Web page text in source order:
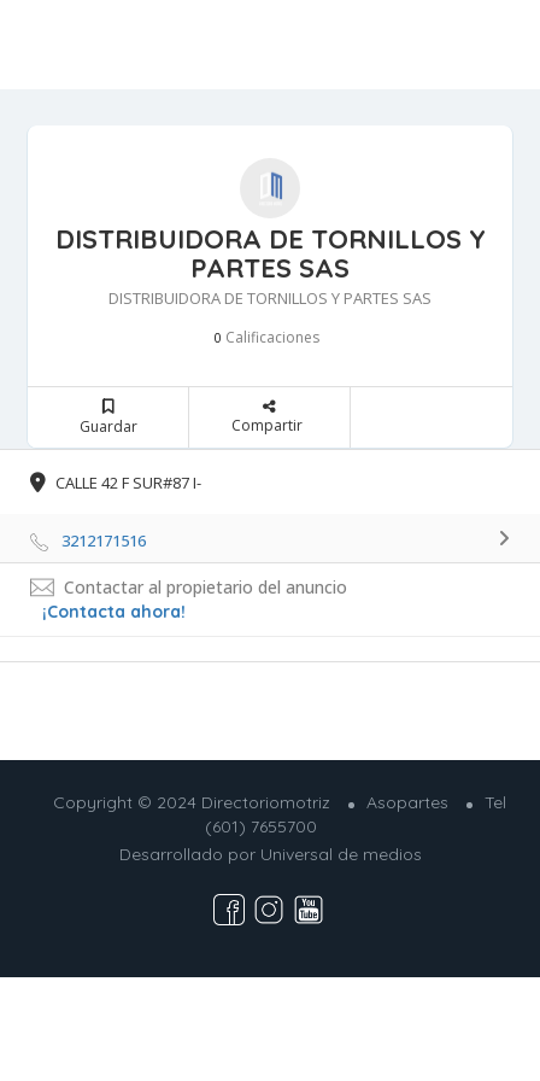
DISTRIBUIDORA DE TORNILLOS Y
PARTES SAS
DISTRIBUIDORA DE TORNILLOS Y PARTES SAS
0 Calificaciones
Guardar Compartir
CALLE 42 F SUR#87 I-
3212171516
Contactar al propietario del anuncio
¡Contacta ahora!
Copyright © 2024 Directoriomotriz Asopartes
Tel
(601) 7655700
Desarrollado por Universal de medios